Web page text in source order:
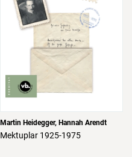
Martin Heidegger Hannah Arendt
Mektuplar 1925-1975